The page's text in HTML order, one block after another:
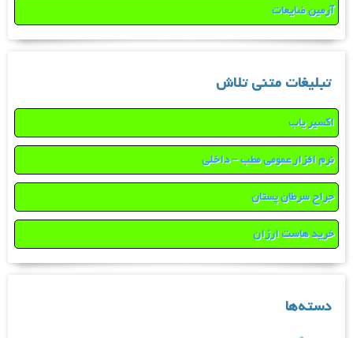
آرمین ضایعات
تبلیغات متنی تلاش
اکسیر یاب
نرم افزار عمومی مطب – داخلی
جراح سرطان پستان
خرید هاست ارزان
دسته‌ها